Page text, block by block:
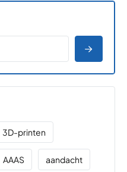
3D-printen
AAAS aandacht